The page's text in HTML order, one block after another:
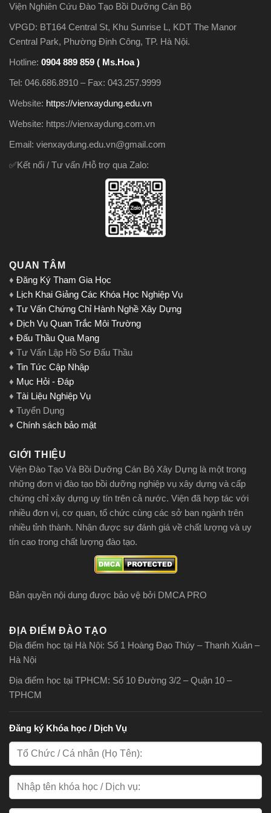
Viện Nghiên Cứu Đào Tạo Bồi Dưỡng Cán Bộ
VPGD: BT164 Central St, Khu Sunrise L, KDT The Manor
Central Park, Phường Định Công, TP. Hà Nội.
Hotline: 0904 889 859 ( Ms.Hoa )
Tel: 046.686.8910 – Fax: 043.257.9999
Website: https://vienxaydung.edu.vn
Website: https://vienxaydung.com.vn
Email: vienxaydung.edu.vn@gmail.com
✅Kết nối / Tư vấn /Hỗ trợ qua Zalo:
QUAN TÂM
♦ Đăng Ký Tham Gia Học
♦ Lịch Khai Giảng Các Khóa Học Nghiệp Vụ
♦ Tư Vấn Chứng Chỉ Hành Nghề Xây Dựng
♦ Dịch Vụ Quan Trắc Môi Trường
♦ Đấu Thầu Qua Mạng
♦ Tư Vấn Lập Hồ Sơ Đấu Thầu
♦ Tin Tức Cập Nhập
♦ Mục Hỏi - Đáp
♦ Tài Liệu Nghiệp Vụ
♦ Tuyển Dụng
♦ Chính sách bảo mật
GIỚI THIỆU
Viện Đào Tạo Và Bồi Dưỡng Cán Bộ Xây Dựng là một trong
những đơn vị đào tạo bồi dưỡng nghiệp vụ xây dựng và cấp
chứng chỉ xây dựng uy tín trên cả nước. Viện đã hợp tác với
nhiều đơn vị, cơ quan, tổ chức cùng các sở ban ngành trên
nhiều tỉnh thành. Nhận được sự đánh giá về chất lượng và uy
tín cao trong chất lượng đào tạo.
Bản quyền nội dung được bảo vệ bởi DMCA PRO
ĐỊA ĐIỂM ĐÀO TẠO
Địa điểm học tại Hà Nội: Số 1 Hoàng Đạo Thúy – Thanh Xuân –
Hà Nội
Địa điểm học tại TPHCM: Số 10 Đường 3/2 – Quận 10 –
TPHCM
Đăng ký Khóa học / Dịch Vụ